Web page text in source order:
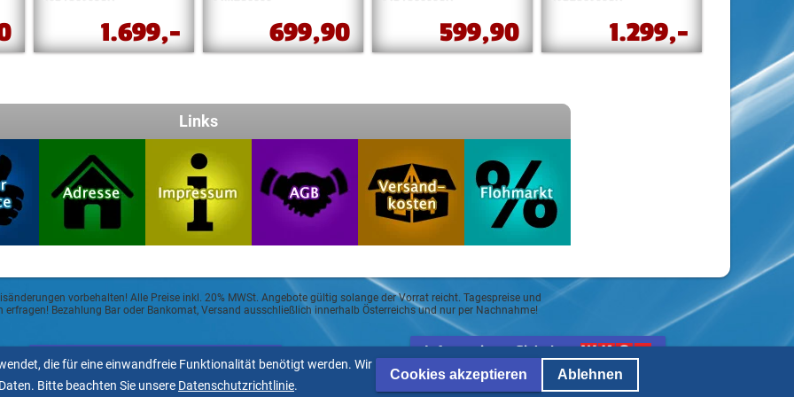
1.699,- 699,90 599,90 1.299,-
Links
vorbehalten! Alle Preise inkl. 20% MWSt. Angebote gültig solange der Vorrat reicht. Tagespreise und
Bezahlung Bar oder Bankomat, Versand ausschließlich innerhalb Österreichs und nur per Nachnahme!
Allgemeine Geschäftsbedingungen
Informationspflicht lt.
ECG und Mediengesetz
die für eine einwandfreie Funktionalität benötigt werden. Wir
Bitte beachten Sie unsere Datenschutzrichtlinie.
Cookies akzeptieren Ablehnen